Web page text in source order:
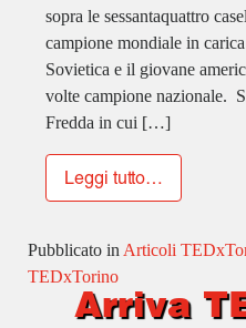
sopra le sessantaquattro
campione mondiale in
Sovietica e il giovane
volte campione nazionale.
Fredda in cui […]
Leggi tutto…
Pubblicato in Articoli
TEDxTorino
Arriva